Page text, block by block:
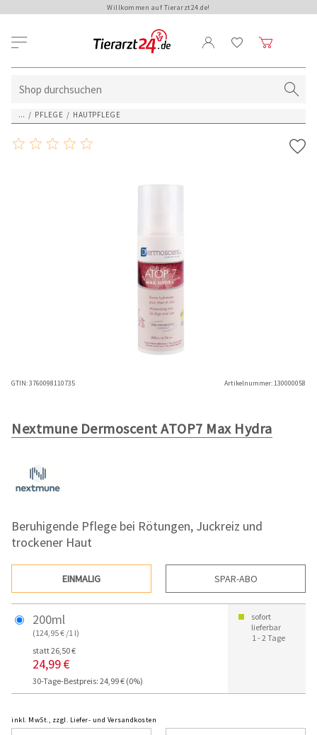
Willkommen auf Tierarzt24.de!
... / PFLEGE / HAUTPFLEGE
GTIN:3760098110735 Artikelnummer:130000058
Nextmune Dermoscent ATOP7 Max Hydra
Beruhigende Pflege bei Rötungen, Juckreiz und
trockener Haut
EINMALIG SPAR-ABO
200ml
(124,95 € /1 l)
statt 26,50 €
24,99 €
30-Tage-Bestpreis: 24,99 € (0%)
sofort
lieferbar
1 - 2 Tage
inkl. MwSt., zzgl. Liefer- und Versandkosten